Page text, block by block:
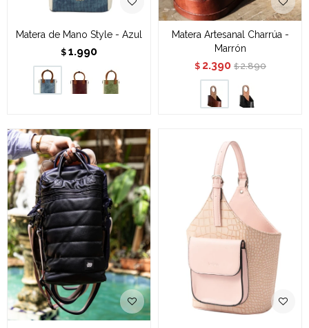
Matera de Mano Style - Azul
$ 1.990
Matera Artesanal Charrúa -
Marrón
$ 2.390 $ 2.890